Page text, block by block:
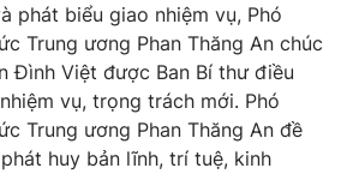
phát biểu giao nhiệm vụ, Phó
Trung ương Phan Thăng An chúc
Đình Việt được Ban Bí thư điều
vụ, trọng trách mới. Phó
Trung ương Phan Thăng An đề
huy bản lĩnh, trí tuệ, kinh